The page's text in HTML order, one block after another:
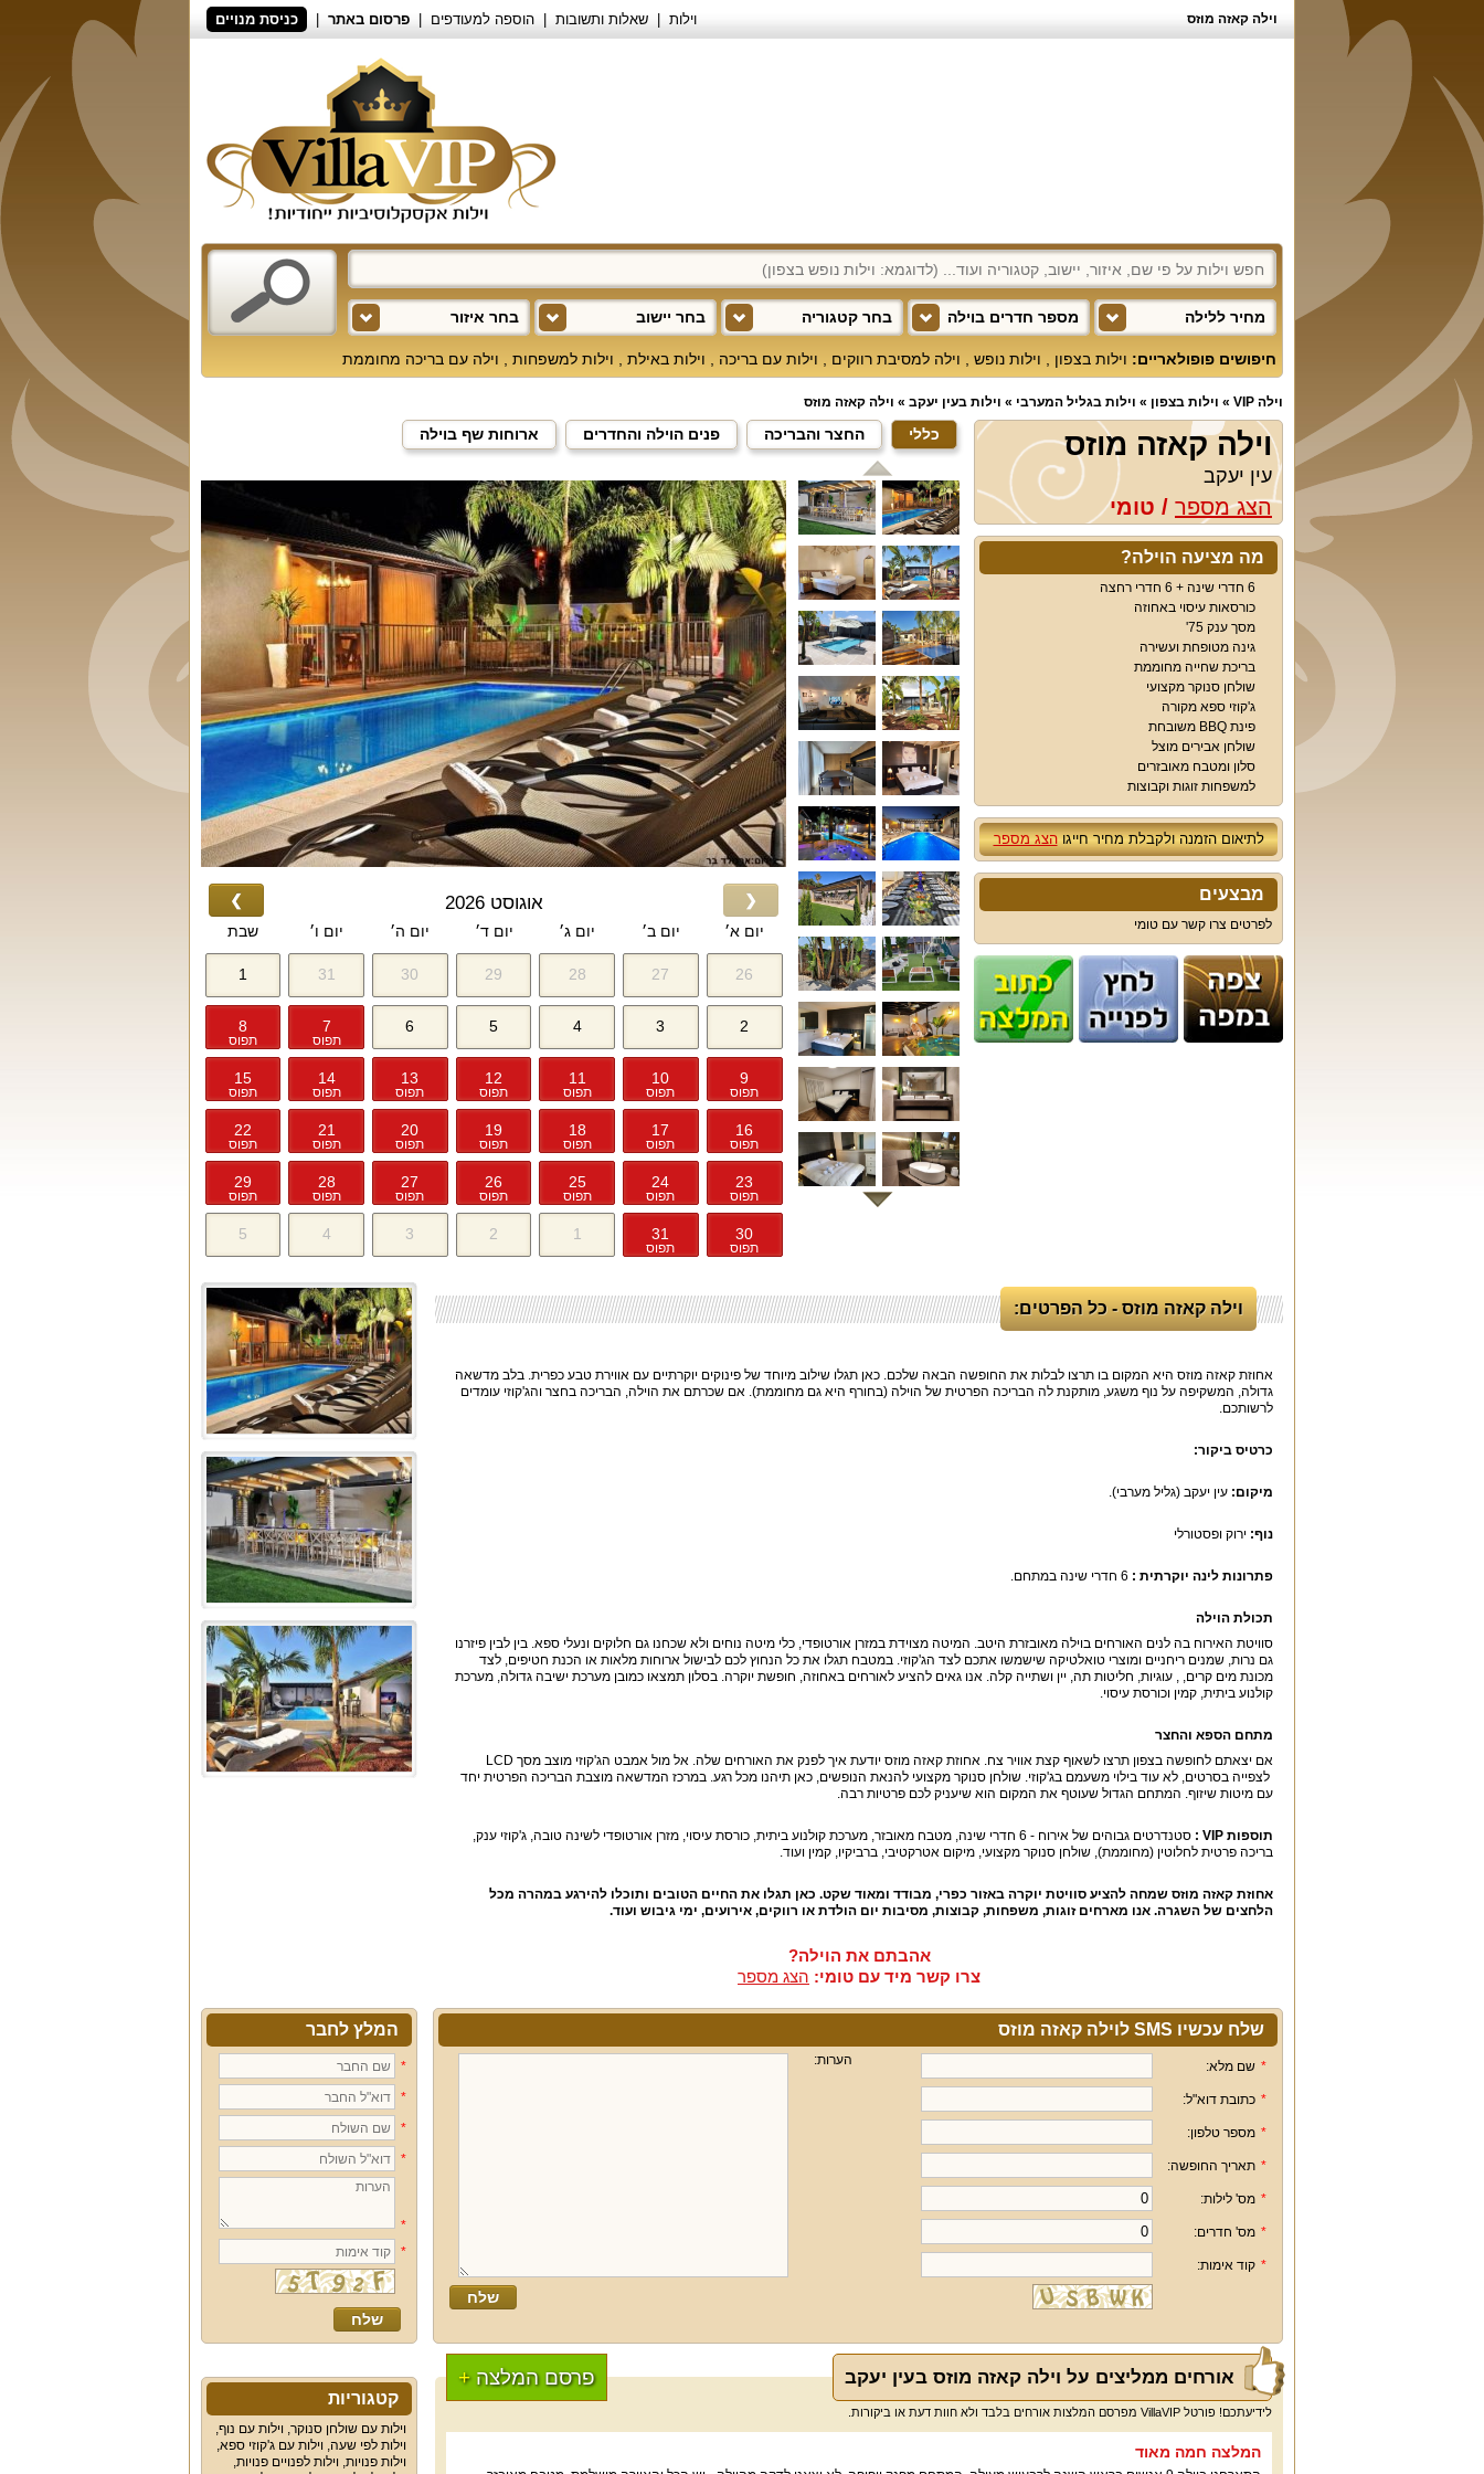
וילה קאזה מוזס וילות שאלות ותשובות הוספה למעודפים פרסום באתר כניסת מנויים
בחר איזור בחר יישוב בחר קטגוריה מספר חדרים בוילה מחיר ללילה
חיפושים פופולאריים: וילות בצפון וילות נופש וילה למסיבת רווקים וילות עם בריכה וילות באילת וילות למשפחות וילה עם בריכה מחוממת
וילה VIP » וילות בצפון » וילות בגליל המערבי » וילות בעין יעקב » וילה קאזה מוזס
וילה קאזה מוזס
עין יעקב
הצג מספר / טומי
מה מציעה הוילה?
6 חדרי שינה + 6 חדרי רחצה
כורסאות עיסוי באחוזה
מסך ענק 75'
גינה מטופחת ועשירה
בריכת שחייה מחוממת
שולחן סנוקר מקצועי
ג'קוזי ספא מקורה
פינת BBQ משובחת
שולחן אבירים מוצל
סלון ומטבח מאובזרים
למשפחות זוגות וקבוצות
לתיאום הזמנה ולקבלת מחיר חייגוהצג מספר
מבצעים
לפרטים צרו קשר עם טומי
כללי החצר והבריכה פנים הוילה והחדרים ארוחות שף בוילה
אוגוסט 2026
יום א׳ יום ב׳ יום ג׳ יום ד׳ יום ה׳ יום ו׳ שבת
26
27
28
29
30
31
1
2
3
4
5
6
7
תפוס
8
תפוס
9
תפוס
10
תפוס
11
תפוס
12
תפוס
13
תפוס
14
תפוס
15
תפוס
16
תפוס
17
תפוס
18
תפוס
19
תפוס
20
תפוס
21
תפוס
22
תפוס
23
תפוס
24
תפוס
25
תפוס
26
תפוס
27
תפוס
28
תפוס
29
תפוס
30
תפוס
31
תפוס
1
2
3
4
5
❯ ❮
וילה קאזה מוזס - כל הפרטים:
אחוזת קאזה מוזס היא המקום בו תרצו לבלות את החופשה הבאה שלכם. כאן תגלו שילוב מיוחד של פינוקים יוקרתיים עם אווירת טבע כפרית. בלב מדשאה
גדולה, המשקיפה על נוף משגע, מותקנת לה הבריכה הפרטית של הוילה (בחורף היא גם מחוממת). אם שכרתם את הוילה, הבריכה בחצר והג'קוזי עומדים
לרשותכם.
כרטיס ביקור:
מיקום: עין יעקב (גליל מערבי).
נוף: ירוק ופסטורלי
פתרונות לינה יוקרתית :
תכולת הוילה
סוויטת האירוח בה לנים האורחים בוילה מאובזרת היטב. המיטה מצוידת במזרן אורטופדי, כלי מיטה נוחים ולא שכחנו גם חלוקים ונעלי ספא. בין לבין פיזרנו
גם נרות, שמנים ריחניים ומוצרי טואלטיקה שישמשו אתכם לצד הג'קוזי. במטבח תגלו את כל הנחוץ לכם לבישול ארוחות מלאות או הכנת חטיפים, לצד
מכונת מים קרים, , עוגיות, חליטות תה, יין ושתייה קלה. אנו גאים להציע לאורחים באחוזה, חופשת יוקרה. בסלון תמצאו כמובן מערכת ישיבה גדולה, מערכת
קולנוע ביתית, קמין וכורסת עיסוי.
מתחם הספא והחצר
אם יצאתם לחופשה בצפון תרצו לשאוף קצת אוויר צח. אחוזת קאזה מוזס יודעת איך לפנק את האורחים שלה. אל מול אמבט הג'קוזי מוצב מסך LCD
לצפייה בסרטים, לא עוד בילוי משעמם בג'קוזי. שולחן סנוקר מקצועי להנאת הנופשים, כאן תיהנו מכל רגע. במרכז המדשאה מוצבת הבריכה הפרטית יחד
עם מיטות שיזוף. המתחם הגדול שעוטף את המקום הוא שיעניק לכם פרטיות רבה.
תוספות VIP
:
סטנדרטים גבוהים של אירוח - 6 חדרי שינה, מטבח מאובזר, מערכת קולנוע ביתית, כורסת עיסוי, מזרן אורטופדי לשינה טובה, ג'קוזי ענק,
בריכה פרטית לחלוטין (מחוממת), שולחן סנוקר מקצועי, מיקום אטרקטיבי, ברביקיו, קמין ועוד.
אחוזת קאזה מוזס שמחה להציע סוויטת יוקרה באזור כפרי, מבודד ומאוד שקט. כאן תגלו את החיים הטובים ותוכלו להירגע במהרה מכל
הלחצים של השגרה. אנו מארחים זוגות, משפחות, קבוצות, מסיבות יום הולדת או רווקים, אירועים, ימי גיבוש ועוד.
אהבתם את הוילה?
צרו קשר מיד עם טומי: הצג מספר
שלח עכשיו SMS לוילה קאזה מוזס
הערות: * שם מלא:
* כתובת דוא"ל:
* מספר טלפון:
* תאריך החופשה:
* מס' לילות:
* מס' חדרים:
* קוד אימות:
המלץ לחבר
*
*
*
*
*
*
פרסם המלצה + אורחים ממליצים על וילה קאזה מוזס בעין יעקב
לידיעתכם! פורטל VillaVIP מפרסם המלצות אורחים בלבד ולא חוות דעת או ביקורות.
המלצה חמה מאוד
קטגוריות
וילות עם שולחן סנוקר, וילות עם נוף,
וילות לפי שעה, וילות עם ג'קוזי ספא,
וילות פנויות, וילות לפנויים פנויות,